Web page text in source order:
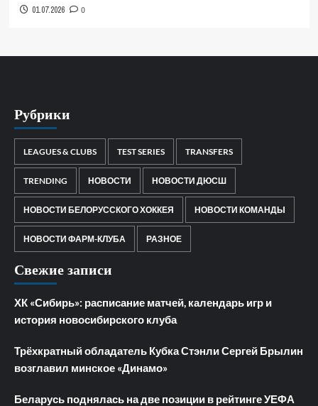
01.07.2026 0
Рубрики
LEAGUES & CLUBS TEST SERIES TRANSFERS
TRENDING НОВОСТИ НОВОСТИ ДЮСШ
НОВОСТИ БЕЛОРУССКОГО ХОККЕЯ НОВОСТИ КОМАНДЫ
НОВОСТИ ФАРМ-КЛУБА РАЗНОЕ
Свежие записи
ХК «Сибирь»: расписание матчей, календарь игр и
история новосибирского клуба
Трёхкратный обладатель Кубка Стэнли Сергей Брылин
возглавил минское «Динамо»
Беларусь поднялась на две позиции в рейтинге УЕФА